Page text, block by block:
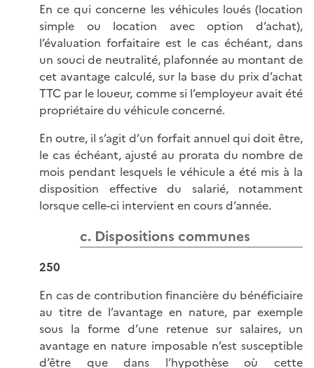
En ce qui concerne les véhicules loués (location
simple ou location avec option d’achat),
l’évaluation forfaitaire est le cas échéant, dans
un souci de neutralité, plafonnée au montant de
cet avantage calculé, sur la base du prix d’achat
TTC par le loueur, comme si l’employeur avait été
propriétaire du véhicule concerné.
En outre, il s’agit d’un forfait annuel qui doit être,
le cas échéant, ajusté au prorata du nombre de
mois pendant lesquels le véhicule a été mis à la
disposition effective du salarié, notamment
lorsque celle-ci intervient en cours d’année.
c. Dispositions communes
250
En cas de contribution financière du bénéficiaire
au titre de l’avantage en nature, par exemple
sous la forme d’une retenue sur salaires, un
avantage en nature imposable n’est susceptible
d’être que dans l’hypothèse où cette